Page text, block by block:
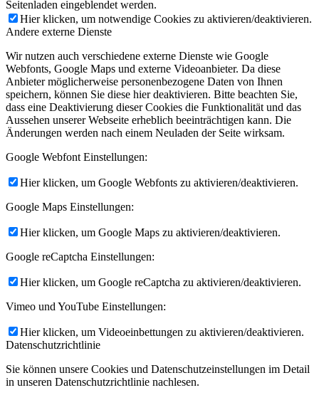
Seitenladen eingeblendet werden.
Hier klicken, um notwendige Cookies zu aktivieren/deaktivieren.
Andere externe Dienste
Wir nutzen auch verschiedene externe Dienste wie Google
Webfonts, Google Maps und externe Videoanbieter. Da diese
Anbieter möglicherweise personenbezogene Daten von Ihnen
speichern, können Sie diese hier deaktivieren. Bitte beachten Sie,
dass eine Deaktivierung dieser Cookies die Funktionalität und das
Aussehen unserer Webseite erheblich beeinträchtigen kann. Die
Änderungen werden nach einem Neuladen der Seite wirksam.
Google Webfont Einstellungen:
Hier klicken, um Google Webfonts zu aktivieren/deaktivieren.
Google Maps Einstellungen:
Hier klicken, um Google Maps zu aktivieren/deaktivieren.
Google reCaptcha Einstellungen:
Hier klicken, um Google reCaptcha zu aktivieren/deaktivieren.
Vimeo und YouTube Einstellungen:
Hier klicken, um Videoeinbettungen zu aktivieren/deaktivieren.
Datenschutzrichtlinie
Sie können unsere Cookies und Datenschutzeinstellungen im Detail
in unseren Datenschutzrichtlinie nachlesen.